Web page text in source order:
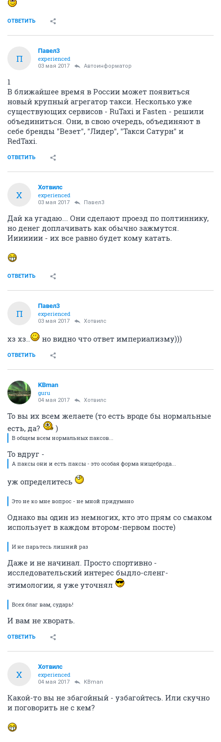
ОТВЕТИТЬ
П
Павел3
experienced
03 мая 2017 Автоинформатор
1
В ближайшее время в России может появиться
новый крупный агрегатор такси. Несколько уже
существующих сервисов - RuTaxi и Fasten - решили
объединиться. Они, в свою очередь, объединяют в
себе бренды "Везет", "Лидер", "Такси Сатурн" и
RedTaxi.
ОТВЕТИТЬ
Х
Хотвилс
experienced
03 мая 2017 Павел3
Дай ка угадаю... Они сделают проезд по полтиннику,
но денег доплачивать как обычно зажмутся.
Иииииии - их все равно будет кому катать.
ОТВЕТИТЬ
П
Павел3
experienced
03 мая 2017 Хотвилс
хз хз.. но видно что ответ империализму)))
ОТВЕТИТЬ
KBman
guru
04 мая 2017 Хотвилс
То вы их всем желаете (то есть вроде бы нормальные
есть, да?
)
В общем всем нормальных паксов...
То вдруг -
А паксы они и есть паксы - это особая форма нищеброда...
уж определитесь
Это не ко мне вопрос - не мной придумано
Однако вы один из немногих, кто это прям со смаком
использует в каждом втором-первом посте)
И не парьтесь лишний раз
Даже и не начинал. Просто спортивно -
исследовательский интерес быдло-сленг-
этимологии, я уже уточнял
Всех благ вам, сударь!
И вам не хворать.
ОТВЕТИТЬ
Х
Хотвилс
experienced
04 мая 2017 KBman
Какой-то вы не збагойный - узбагойтесь. Или скучно
и поговорить не с кем?